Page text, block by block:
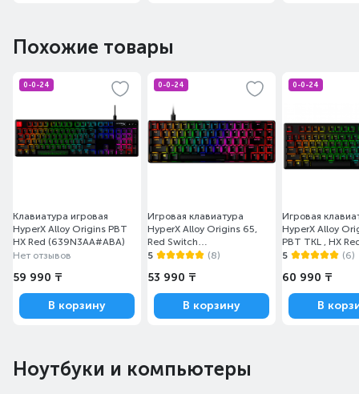
Клавишные
Silver Speed со
сверхбыстрым
реагированием
идеально подходят для гейминга на высшем
уровне.
Похожие товары
0-0-24
Клавиатура игровая
HyperX Alloy Origins PBT
HX Red (639N3AA#ABA)
Нет отзывов
59 990 ₸
В корзину
0-0-24
Игровая клавиатура
HyperX Alloy Origins 65,
Red Switch
(4P5D6AX#ACB)
5 (8)
53 990 ₸
В корзину
0-0-24
Игровая
HyperX Alloy
PBT TKL , HX
(639N7AA#ABA)
5 (6)
60 990 ₸
В
Ноутбуки и компьютеры